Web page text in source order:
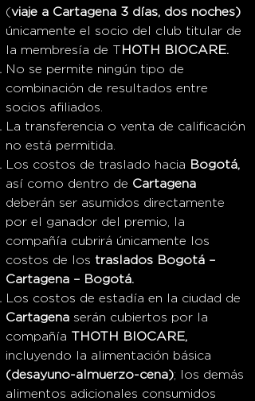
(viaje a Cartagena 3 días, dos noches)
únicamente el socio del club titular de
la membresía de THOTH BIOCARE.
No se permite ningún tipo de
combinación de resultados entre
socios afiliados.
La transferencia o venta de calificación
no está permitida.
Los costos de traslado hacia Bogotá,
así como dentro de Cartagena
deberán ser asumidos directamente
por el ganador del premio, la
compañía cubrirá únicamente los
costos de los traslados Bogotá –
Cartagena – Bogotá.
Los costos de estadía en la ciudad de
Cartagena serán cubiertos por la
compañía THOTH BIOCARE,
incluyendo la alimentación básica
(desayuno-almuerzo-cena); los demás
alimentos adicionales consumidos